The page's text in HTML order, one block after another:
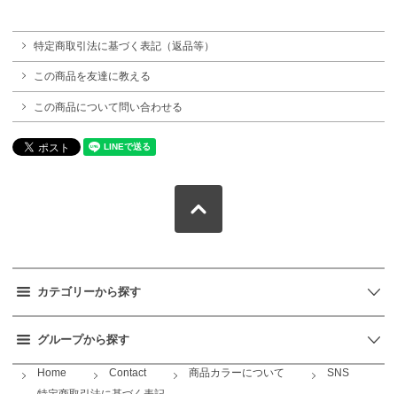
特定商取引法に基づく表記（返品等）
この商品を友達に教える
この商品について問い合わせる
カテゴリーから探す
グループから探す
Home Contact 商品カラーについて
SNS